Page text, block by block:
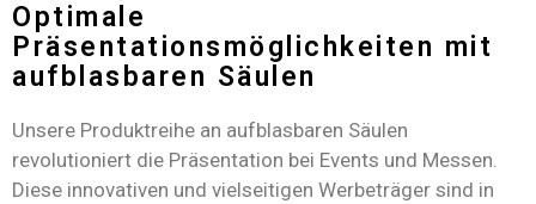
Optimale
Präsentationsmöglichkeiten mit
aufblasbaren Säulen
Unsere Produktreihe an aufblasbaren Säulen
revolutioniert die Präsentation bei Events und Messen.
Diese innovativen und vielseitigen Werbeträger sind in